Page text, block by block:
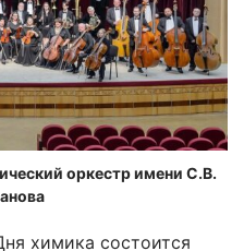
оркестр имени С.В.
химика состоится